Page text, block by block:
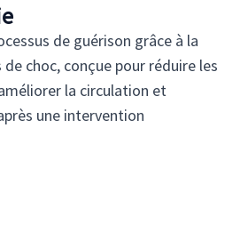
de guérison grâce à la
choc, conçue pour réduire les
la circulation et
une intervention